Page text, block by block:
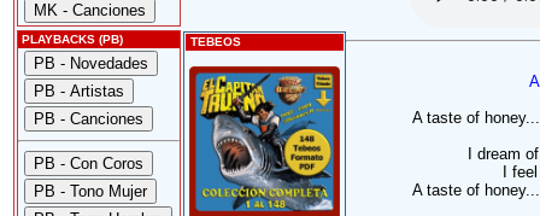
PLAYBACKS (PB) TEBEOS
A taste of
I dream
I
A taste of